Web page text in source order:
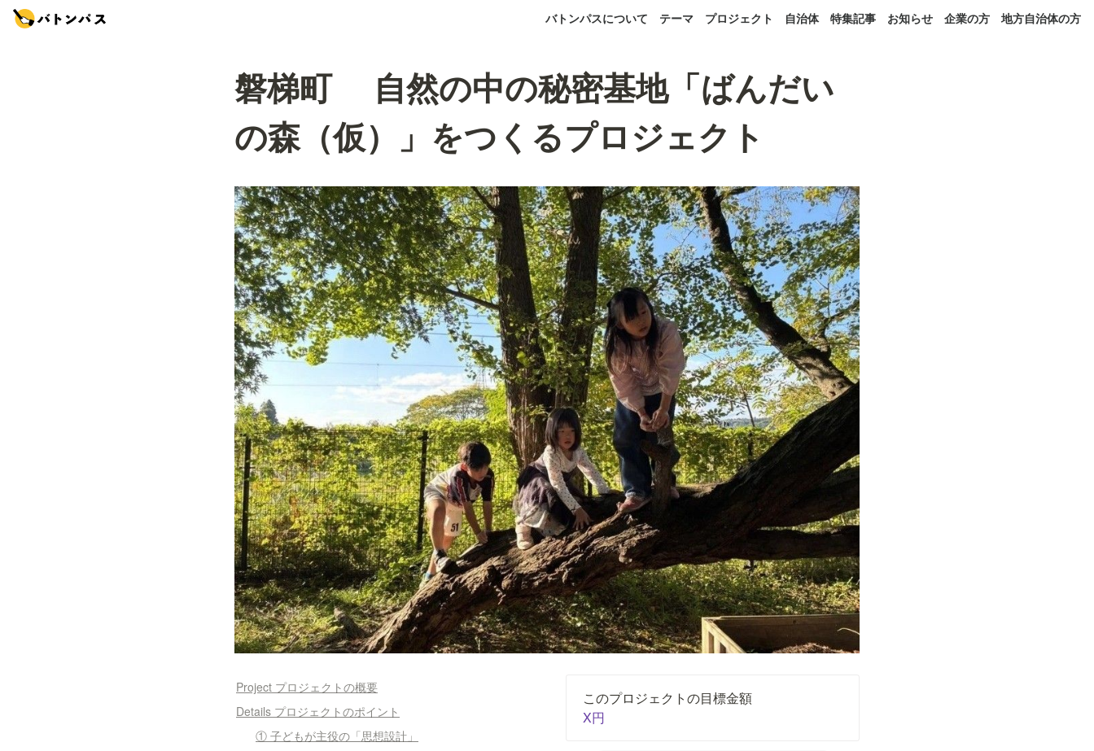
バトンパスについて テーマ プロジェクト 自治体 特集記事 お知らせ 企業の方 地方自治体の方
磐梯町 自然の中の秘密基地「ばんだい
の森（仮）」をつくるプロジェクト
Project プロジェクトの概要
Details プロジェクトのポイント
① 子どもが主役の「思想設計」
X円